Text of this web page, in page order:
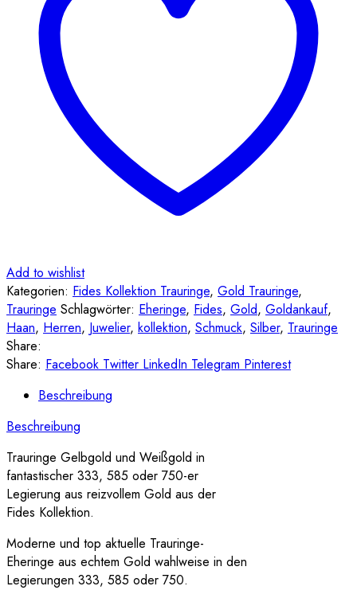
Add to wishlist
Kategorien: Fides Kollektion Trauringe, Gold Trauringe,
Trauringe Schlagwörter: Eheringe, Fides, Gold, Goldankauf,
Haan, Herren, Juwelier, kollektion, Schmuck, Silber, Trauringe
Share:
Share: Facebook Twitter LinkedIn Telegram Pinterest
Beschreibung
Beschreibung
Trauringe Gelbgold und Weißgold in
fantastischer 333, 585 oder 750-er
Legierung aus reizvollem Gold aus der
Fides Kollektion.
Moderne und top aktuelle Trauringe-
Eheringe aus echtem Gold wahlweise in den
Legierungen 333, 585 oder 750.